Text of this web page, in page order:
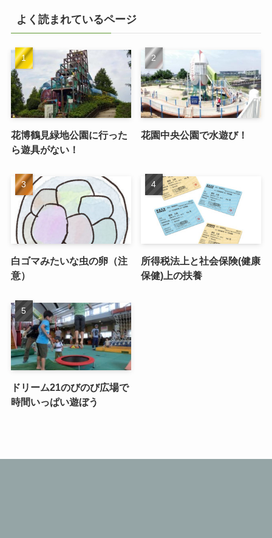
よく読まれているページ
花博鶴見緑地公園に行った
ら遊具がない！
花園中央公園で水遊び！
白ゴマみたいな虫の卵（注
意）
所得税法上と社会保険(健康
保健)上の扶養
ドリーム21のびのび広場で
時間いっぱい遊ぼう